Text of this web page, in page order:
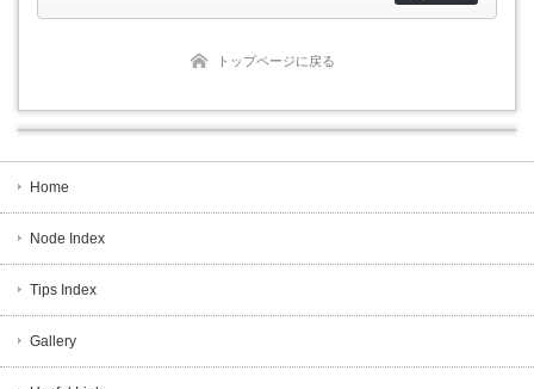
トップページに戻る
Home
Node Index
Tips Index
Gallery